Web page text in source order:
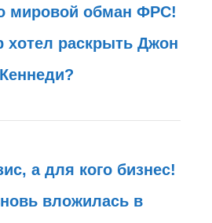
мировой обман ФРС!
хотел раскрыть Джон
Кеннеди?
а для кого бизнес!
вложилась в